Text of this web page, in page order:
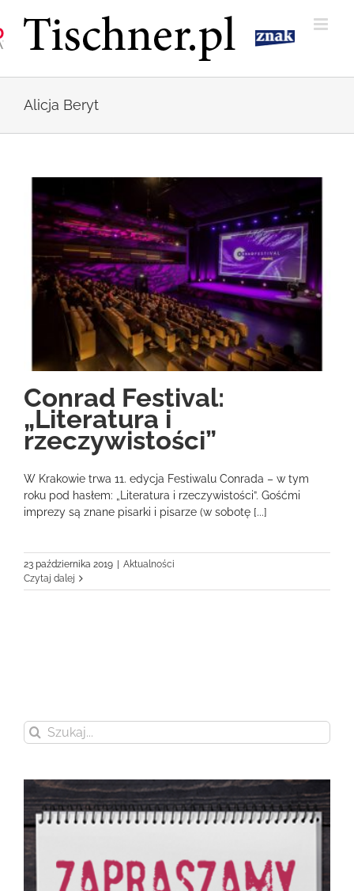
zawartości
Alicja Beryt
Conrad Festival:
„Literatura i
rzeczywistości”
W Krakowie trwa 11. edycja Festiwalu Conrada – w tym
roku pod hasłem: „Literatura i rzeczywistości”. Gośćmi
imprezy są znane pisarki i pisarze (w sobotę [...]
23 października 2019
Aktualności
Czytaj dalej
Szukaj